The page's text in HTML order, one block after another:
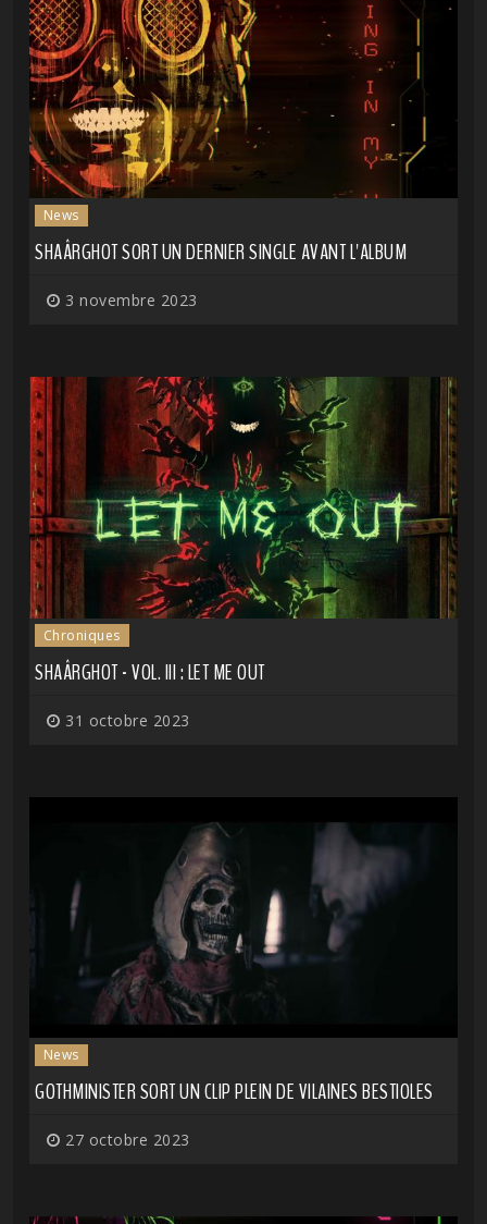
News
SHAÂRGHOT SORT UN DERNIER SINGLE AVANT L'ALBUM
3 novembre 2023
Chroniques
SHAÂRGHOT - VOL. III : LET ME OUT
31 octobre 2023
News
GOTHMINISTER SORT UN CLIP PLEIN DE VILAINES BESTIOLES
27 octobre 2023